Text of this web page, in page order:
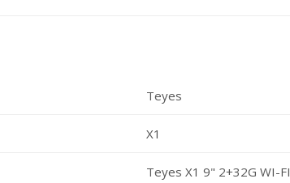
Teyes
X1
Teyes X1 9" 2+32G WI-FI